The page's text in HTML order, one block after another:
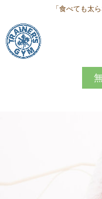
「食べても太